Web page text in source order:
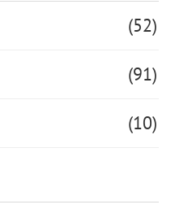
(52)
(91)
(10)